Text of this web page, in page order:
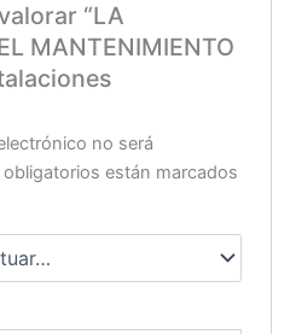
“LA
MANTENIMIENTO
no será
están marcados